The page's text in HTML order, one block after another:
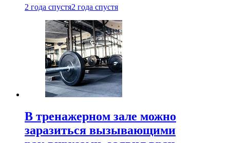
2 года спустя2 года спустя
В тренажерном зале можно
заразиться вызывающими